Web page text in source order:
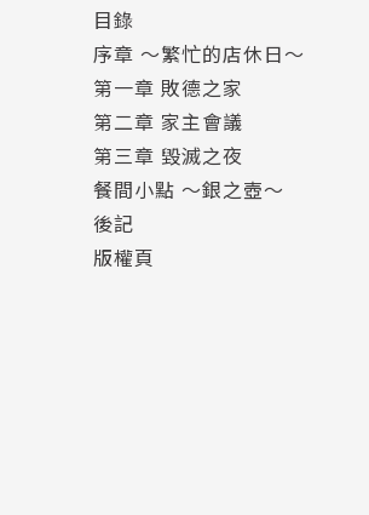
目錄
序章 ～繁忙的店休日～
第一章 敗德之家
第二章 家主會議
第三章 毀滅之夜
餐間小點 ～銀之壺～
後記
版權頁